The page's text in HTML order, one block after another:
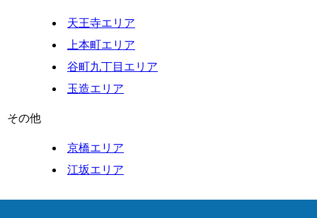
天王寺エリア
上本町エリア
谷町九丁目エリア
玉造エリア
その他
京橋エリア
江坂エリア